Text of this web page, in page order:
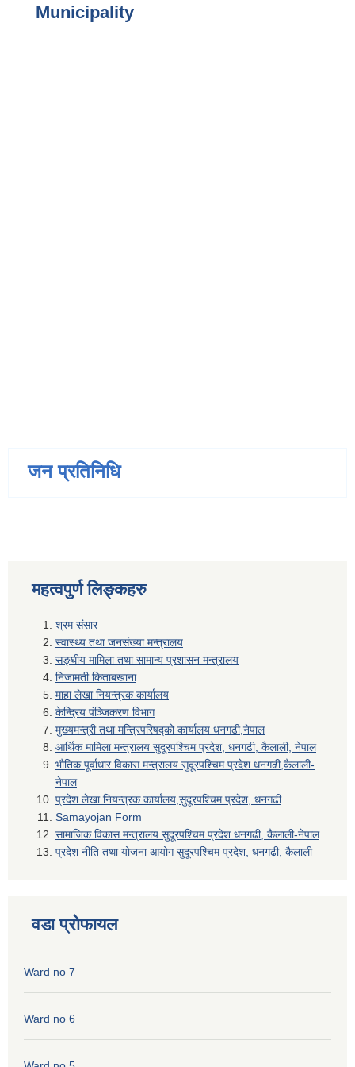
Municipality
जन प्रतिनिधि
महत्वपुर्ण लिङ्कहरु
श्रम संसार
स्वास्थ्य तथा जनसंख्या मन्त्रालय
सङ्घीय मामिला तथा सामान्य प्रशासन मन्त्रालय
निजामती किताबखाना
माहा लेखा नियन्त्रक कार्यालय
केन्द्रिय पंञ्जिकरण विभाग
मुख्यमन्त्री तथा मन्त्रिपरिषद्को कार्यालय धनगढी,नेपाल
आर्थिक मामिला मन्त्रालय सुदूरपश्चिम प्रदेश, धनगढी, कैलाली, नेपाल
भौतिक पूर्वाधार विकास मन्त्रालय सुदूरपश्चिम प्रदेश धनगढी,कैलाली-
नेपाल
प्रदेश लेखा नियन्त्रक कार्यालय,सुदूरपश्चिम प्रदेश, धनगढी
Samayojan Form
सामाजिक विकास मन्त्रालय सुदूरपश्चिम प्रदेश धनगढी, कैलाली-नेपाल
प्रदेश नीति तथा योजना आयोग सुदूरपश्चिम प्रदेश, धनगढी, कैलाली
वडा प्रोफायल
Ward no 7
Ward no 6